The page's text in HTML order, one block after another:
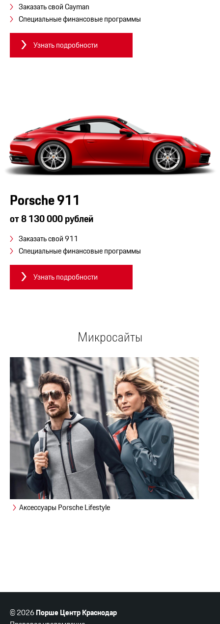
Заказать свой Cayman
Специальные финансовые программы
Узнать подробности
Porsche 911
от 8 130 000 рублей
Заказать свой 911
Специальные финансовые программы
Узнать подробности
Микросайты
Аксессуары Porsche Lifestyle
© 2026Порше Центр Краснодар